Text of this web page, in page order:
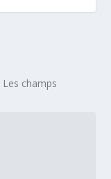
Les champs